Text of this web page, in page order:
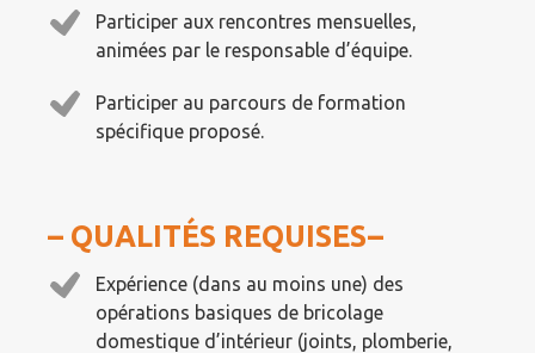
Participer aux rencontres mensuelles,
animées par le responsable d’équipe.
Participer au parcours de formation
spécifique proposé.
– QUALITÉS REQUISES–
Expérience (dans au moins une) des
opérations basiques de bricolage
domestique d’intérieur (joints, plomberie,